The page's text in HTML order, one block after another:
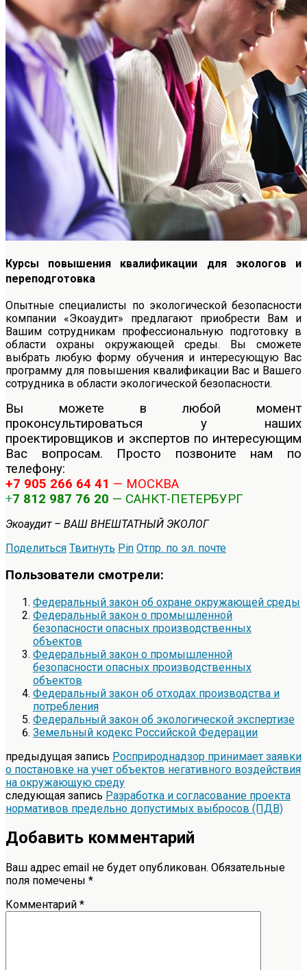
Курсы повышения квалификации для экологов и
переподготовка
Опытные специалисты по экологической безопасности
компании «Экоаудит» предлагают приобрести Вам и
Вашим сотрудникам профессиональную подготовку в
области охраны окружающей среды. Вы сможете
выбрать любую форму обучения и интересующую Вас
программу для повышения квалификации Вас и Вашего
сотрудника в области экологической безопасности.
Вы можете в любой момент
проконсультироваться у наших
проектировщиков и экспертов по интересующим
Вас вопросам. Просто позвоните нам по
телефону:
+7 905 266 64 41 — МОСКВА
+7 812 987 76 20 — САНКТ-ПЕТЕРБУРГ
Экоаудит – ВАШ ВНЕШТАТНЫЙ ЭКОЛОГ
Поделиться Твитнуть Pin Отпр. по эл. почте
Пользователи смотрели:
Федеральный закон об охране окружающей среды
Федеральный закон о промышленной
безопасности опасных производственных
объектов
Федеральный закон о промышленной
безопасности опасных производственных
объектов
Федеральный закон об отходах производства и
потребления
Федеральный закон об экологической экспертизе
Земельный кодекс Российской Федерации
предыдущая запись Росприроднадзор принимает заявки
о постановке на учет объектов негативного воздействия
на окружающую среду
следующая запись Разработка и согласование проекта
нормативов предельно допустимых выбросов (ПДВ)
Добавить комментарий
Ваш адрес email не будет опубликован. Обязательные
поля помечены *
Комментарий *